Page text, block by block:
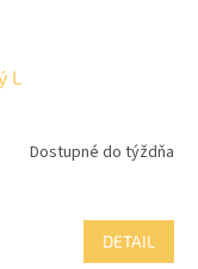
L
Dostupné do týždňa
DETAIL